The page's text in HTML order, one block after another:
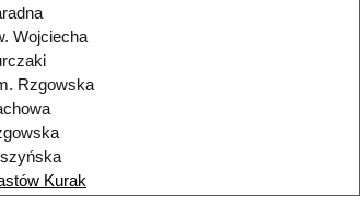
Wojciecha
Rzgowska
Kurak